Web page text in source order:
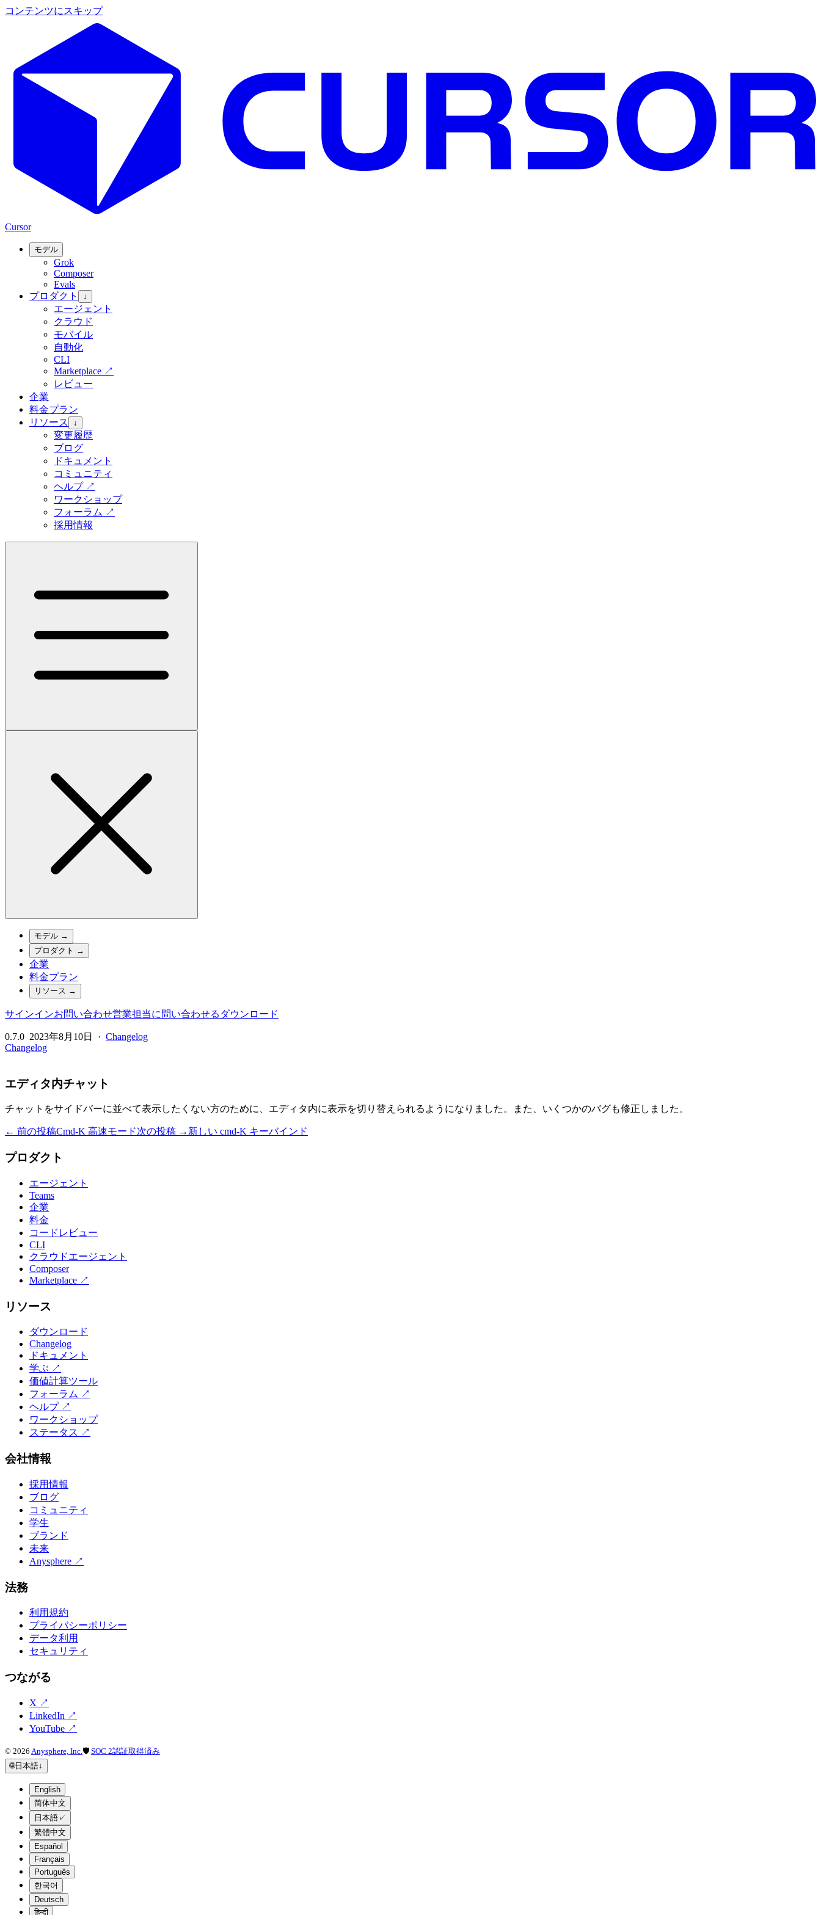
コンテンツにスキップ
Cursor
モデル
Grok
Composer
Evals
プロダクト
↓
エージェント
クラウド
モバイル
自動化
CLI
Marketplace ↗
レビュー
企業
料金プラン
リソース
↓
変更履歴
ブログ
ドキュメント
コミュニティ
ヘルプ↗
ワークショップ
フォーラム ↗
採用情報
モデル →
プロダクト →
企業
料金プラン
リソース →
サインインお問い合わせ営業担当に問い合わせる ダウンロード
0.7.0 2023年8月10日 · Changelog
Changelog
エディタ内チャット
チャットをサイドバーに並べて表示したくない方のために、エディタ内に表示を切り替えられるようになりました。また、いくつかのバグも修正しました。
← 前の投稿Cmd-K 高速モード次の投稿 → 新しい cmd-K キーバインド
プロダクト
エージェント
Teams
企業
料金
コードレビュー
CLI
クラウドエージェント
Composer
Marketplace ↗
リソース
ダウンロード
Changelog
ドキュメント
学ぶ ↗
価値計算ツール
フォーラム ↗
ヘルプ↗
ワークショップ
ステータス ↗
会社情報
採用情報
ブログ
コミュニティ
学生
ブランド
未来
Anysphere ↗
法務
利用規約
プライバシーポリシー
データ利用
セキュリティ
つながる
X ↗
LinkedIn ↗
YouTube ↗
© 2026 Anysphere, Inc. 🛡 SOC 2認証取得済み
🌐日本語↓
English
简体中文
日本語 ✓
繁體中文
Español
Français
Português
한국어
Deutsch
हिन्दी